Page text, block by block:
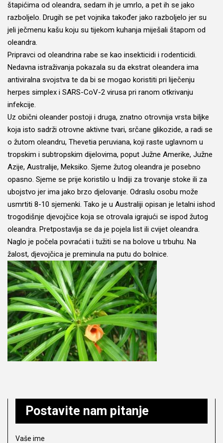
štapićima od oleandra, sedam ih je umrlo, a pet ih se jako
razboljelo. Drugih se pet vojnika također jako razboljelo jer su
jeli ječmenu kašu koju su tijekom kuhanja miješali štapom od
oleandra.
Pripravci od oleandrina rabe se kao insekticidi i rodenticidi.
Nedavna istraživanja pokazala su da ekstrat oleandera ima
antiviralna svojstva te da bi se mogao koristiti pri liječenju
herpes simplex i SARS-CoV-2 virusa pri ranom otkrivanju
infekcije.
Uz obični oleander postoji i druga, znatno otrovnija vrsta biljke
koja isto sadrži otrovne aktivne tvari, srčane glikozide, a radi se
o žutom oleandru, Thevetia peruviana, koji raste uglavnom u
tropskim i subtropskim dijelovima, poput Južne Amerike, Južne
Azije, Australije, Meksiko. Sjeme žutog oleandra je posebno
opasno. Sjeme se prije koristilo u Indiji za trovanje stoke ili za
ubojstvo jer ima jako brzo djelovanje. Odraslu osobu može
usmrtiti 8-10 sjemenki. Tako je u Australiji opisan je letalni ishod
trogodišnje djevojčice koja se otrovala igrajući se ispod žutog
oleandra. Pretpostavlja se da je pojela list ili cvijet oleandra.
Naglo je počela povraćati i tužiti se na bolove u trbuhu. Na
žalost, djevojčica je preminula na putu do bolnice.
Postavite nam pitanje
Vaše ime